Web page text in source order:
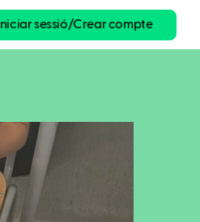
Iniciar sessió/Crear compte